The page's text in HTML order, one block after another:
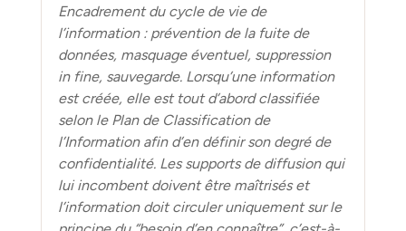
Encadrement du cycle de vie de
l’information : prévention de la fuite de
données, masquage éventuel, suppression
in fine, sauvegarde. Lorsqu’une information
est créée, elle est tout d’abord classifiée
selon le Plan de Classification de
l’Information afin d’en définir son degré de
confidentialité. Les supports de diffusion qui
lui incombent doivent être maîtrisés et
l’information doit circuler uniquement sur le